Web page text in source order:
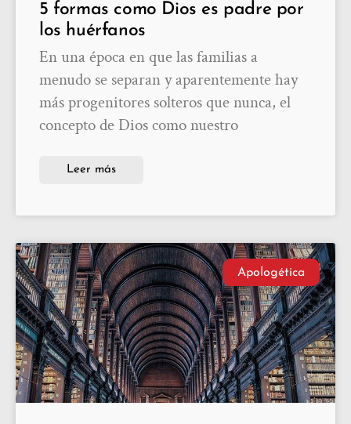
5 formas como Dios es padre por
los huérfanos
En una época en que las familias a
menudo se separan y aparentemente hay
más progenitores solteros que nunca, el
concepto de Dios como nuestro
Leer más
Apologética